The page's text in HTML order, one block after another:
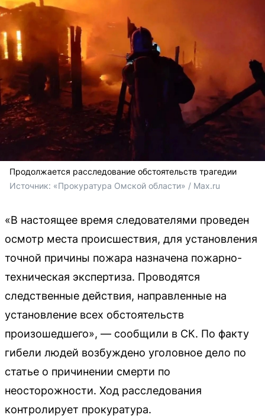
Продолжается расследование обстоятельств трагедии
Источник: «Прокуратура Омской области» / Max.ru
«В настоящее время следователями проведен
осмотр места происшествия, для установления
точной причины пожара назначена пожарно-
техническая экспертиза. Проводятся
следственные действия, направленные на
установление всех обстоятельств
произошедшего», — сообщили в СК. По факту
гибели людей возбуждено уголовное дело по
статье о причинении смерти по
неосторожности. Ход расследования
контролирует прокуратура.